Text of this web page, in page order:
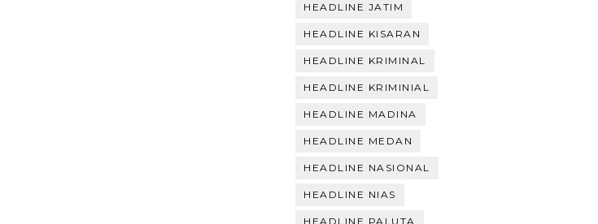
HEADLINE JATIM
HEADLINE KISARAN
HEADLINE KRIMINAL
HEADLINE KRIMINIAL
HEADLINE MADINA
HEADLINE MEDAN
HEADLINE NASIONAL
HEADLINE NIAS
HEADLINE PALUTA